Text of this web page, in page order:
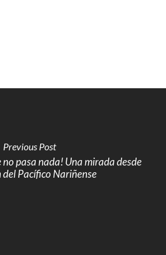
Previous Post
no pasa nada! Una mirada desde
del Pacífico Nariñense